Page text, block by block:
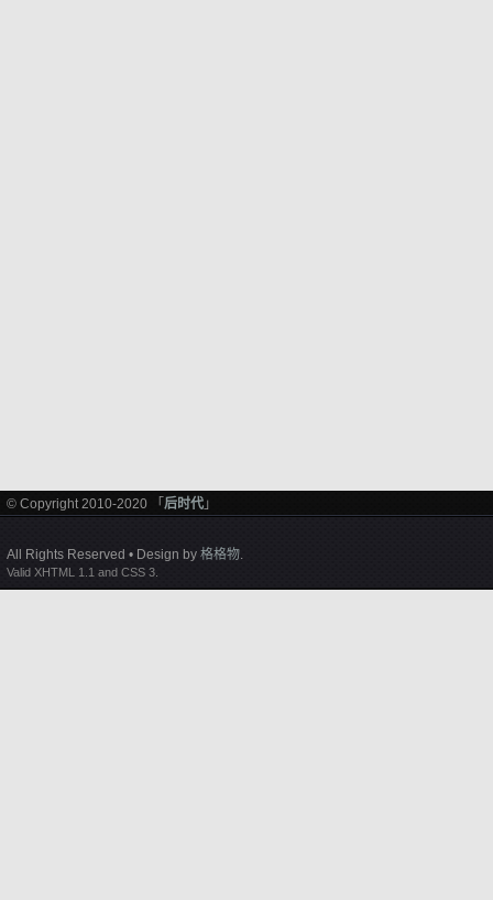
© Copyright 2010-2020 「 后时代 」
All Rights Reserved • Design by 格格物.
Valid XHTML 1.1 and CSS 3.